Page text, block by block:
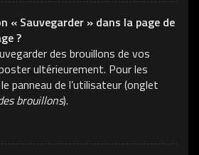
« Sauvegarder » dans la page de
?
des brouillons de vos
ultérieurement. Pour les
panneau de l’utilisateur (onglet
brouillons).